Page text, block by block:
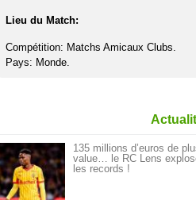
Lieu du Match:
Compétition: Matchs Amicaux Clubs.
Pays: Monde.
135 millions d’euros de
value… le RC Lens
les records !